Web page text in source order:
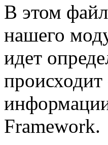
В этом
нашего
идет
Framework.